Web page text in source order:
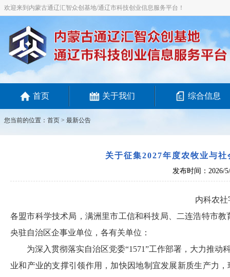
欢迎来到内蒙古通辽汇智众创基地/通辽市科技创业信息服务平台！
首页 关于我们 综合信息
您当前的位置： 首页 > 最新公告
关于征集2027年度农牧业与
发布时间：
内科农社
各盟市科学技术局，满洲里市工信和科技局、二连浩特市
央驻自治区企事业单位，各有关单位：
为深入贯彻落实自治区党委“1571”工作部署，大力推
业和产业的支撑引领作用，加快因地制宜发展新质生产力